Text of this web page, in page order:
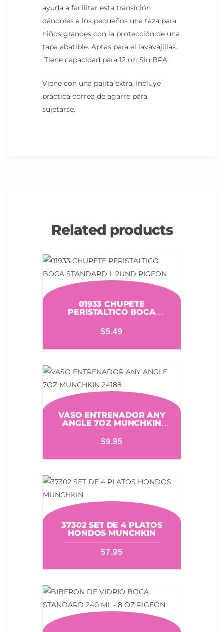
ayuda a facilitar esta transición
dándoles a los pequeños una taza para
niños grandes con la protección de una
tapa abatible. Aptas para el lavavajillas.
Tiene capacidad para 12 oz. Sin BPA.
Viene con una pajita extra. Incluye
práctica correa de agarre para
sujetarse.
Related products
01933 CHUPETE
PERISTALTICO BOCA
STANDARD L 2UND PIGEON
$5.49
VASO ENTRENADOR ANY
ANGLE 7OZ MUNCHKIN
24188
$9.95
37302 SET DE 4 PLATOS
HONDOS MUNCHKIN
$7.95